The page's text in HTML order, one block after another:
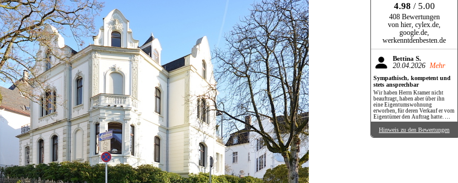
4.98 / 5.00
408 Bewertungen
von hier, cylex.de,
google.de,
werkenntdenbesten.de
Bettina S.
20.04.2026 Mehr
Sympathisch, kompetent und
stets ansprechbar
Wir haben Herrn Kramer nicht
beauftragt, haben aber über ihn
eine Eigentumswohnung
erworben, für deren Verkauf er vom
Eigentümer den Auftrag hatte. Wir
haben Herrn Kramer dabei als
ausgesprochen netten,
kompetenten und stets
Hinweis zu den Bewertungen